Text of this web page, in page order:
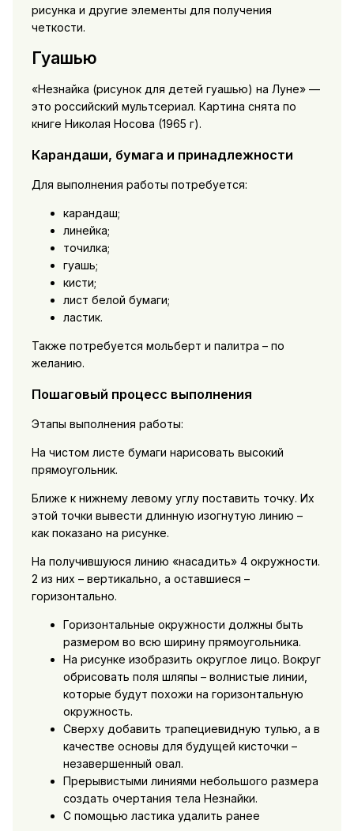
рисунка и другие элементы для получения
четкости.
Гуашью
«Незнайка (рисунок для детей гуашью) на Луне» —
это российский мультсериал. Картина снята по
книге Николая Носова (1965 г).
Карандаши, бумага и принадлежности
Для выполнения работы потребуется:
карандаш;
линейка;
точилка;
гуашь;
кисти;
лист белой бумаги;
ластик.
Также потребуется мольберт и палитра – по
желанию.
Пошаговый процесс выполнения
Этапы выполнения работы:
На чистом листе бумаги нарисовать высокий
прямоугольник.
Ближе к нижнему левому углу поставить точку. Их
этой точки вывести длинную изогнутую линию –
как показано на рисунке.
На получившуюся линию «насадить» 4 окружности.
2 из них – вертикально, а оставшиеся –
горизонтально.
Горизонтальные окружности должны быть
размером во всю ширину прямоугольника.
На рисунке изобразить округлое лицо. Вокруг
обрисовать поля шляпы – волнистые линии,
которые будут похожи на горизонтальную
окружность.
Сверху добавить трапециевидную тулью, а в
качестве основы для будущей кисточки –
незавершенный овал.
Прерывистыми линиями небольшого размера
создать очертания тела Незнайки.
С помощью ластика удалить ранее